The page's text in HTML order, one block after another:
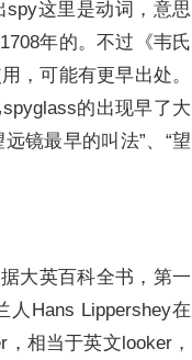
这里是动词，意思
年的。不过《韦氏
，可能有更早出处。
的出现早了大
镜最早的叫法”、“望
大英百科全书，第一
Hans Lippershey在
相当于英文looker，